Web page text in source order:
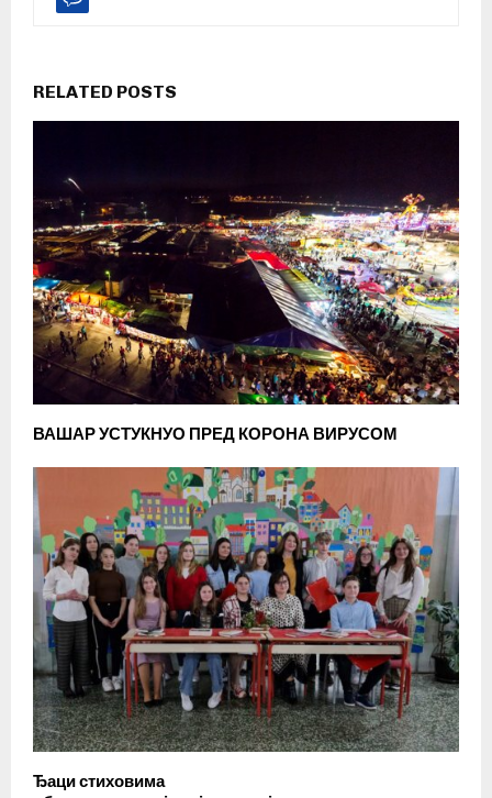
RELATED POSTS
ВАШАР УСТУКНУО ПРЕД КОРОНА ВИРУСОМ
Ђаци стиховима